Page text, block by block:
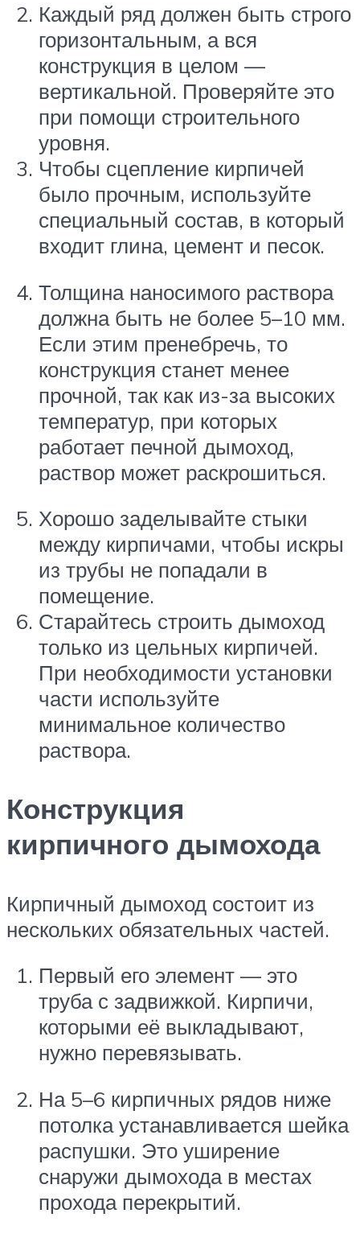
Каждый ряд должен быть строго
горизонтальным, а вся
конструкция в целом —
вертикальной. Проверяйте это
при помощи строительного
уровня.
Чтобы сцепление кирпичей
было прочным, используйте
специальный состав, в который
входит глина, цемент и песок.
Толщина наносимого раствора
должна быть не более 5–10 мм.
Если этим пренебречь, то
конструкция станет менее
прочной, так как из-за высоких
температур, при которых
работает печной дымоход,
раствор может раскрошиться.
Хорошо заделывайте стыки
между кирпичами, чтобы искры
из трубы не попадали в
помещение.
Старайтесь строить дымоход
только из цельных кирпичей.
При необходимости установки
части используйте
минимальное количество
раствора.
Конструкция
кирпичного дымохода
Кирпичный дымоход состоит из
нескольких обязательных частей.
Первый его элемент — это
труба с задвижкой. Кирпичи,
которыми её выкладывают,
нужно перевязывать.
На 5–6 кирпичных рядов ниже
потолка устанавливается шейка
распушки. Это уширение
снаружи дымохода в местах
прохода перекрытий.